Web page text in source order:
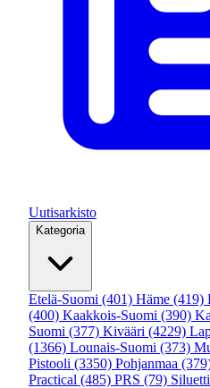
Uutisarkisto
Kategoria
Etelä-Suomi (401) Häme (419)
(400) Kaakkois-Suomi (390)
Suomi (377) Kivääri (4229)
(1366) Lounais-Suomi (373)
Pistooli (3350) Pohjanmaa
Practical (485) PRS (79) Siluetti